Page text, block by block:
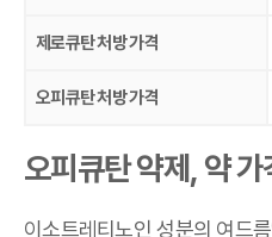
제로큐탄 처방 가격
오피큐탄 처방 가격
오피큐탄 약제, 약 가
이소트레티노인 성분의 여드